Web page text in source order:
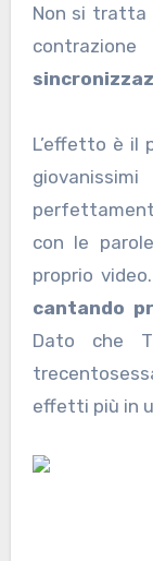
Non si tratta
L’effetto è il
con le
proprio
cantando
Dato che
effetti più in